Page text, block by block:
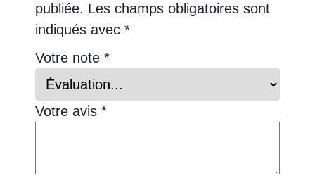
publiée. Les champs obligatoires sont
indiqués avec *
Votre note *
Votre avis *